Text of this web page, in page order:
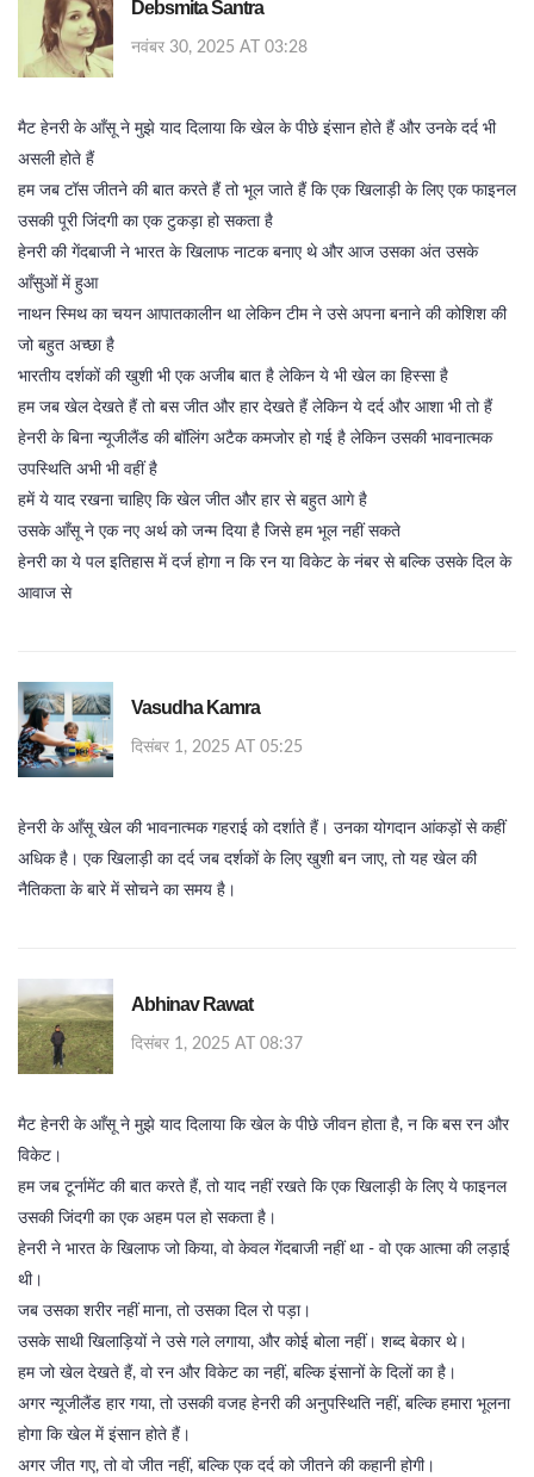
Debsmita Santra
नवंबर 30, 2025 AT 03:28
मैट हेनरी के आँसू ने मुझे याद दिलाया कि खेल के पीछे इंसान होते हैं और उनके दर्द भी
असली होते हैं
हम जब टॉस जीतने की बात करते हैं तो भूल जाते हैं कि एक खिलाड़ी के लिए एक फाइनल
उसकी पूरी जिंदगी का एक टुकड़ा हो सकता है
हेनरी की गेंदबाजी ने भारत के खिलाफ नाटक बनाए थे और आज उसका अंत उसके
आँसुओं में हुआ
नाथन स्मिथ का चयन आपातकालीन था लेकिन टीम ने उसे अपना बनाने की कोशिश की
जो बहुत अच्छा है
भारतीय दर्शकों की खुशी भी एक अजीब बात है लेकिन ये भी खेल का हिस्सा है
हम जब खेल देखते हैं तो बस जीत और हार देखते हैं लेकिन ये दर्द और आशा भी तो हैं
हेनरी के बिना न्यूजीलैंड की बॉलिंग अटैक कमजोर हो गई है लेकिन उसकी भावनात्मक
उपस्थिति अभी भी वहीं है
हमें ये याद रखना चाहिए कि खेल जीत और हार से बहुत आगे है
उसके आँसू ने एक नए अर्थ को जन्म दिया है जिसे हम भूल नहीं सकते
हेनरी का ये पल इतिहास में दर्ज होगा न कि रन या विकेट के नंबर से बल्कि उसके दिल के
आवाज से
Vasudha Kamra
दिसंबर 1, 2025 AT 05:25
हेनरी के आँसू खेल की भावनात्मक गहराई को दर्शाते हैं। उनका योगदान आंकड़ों से कहीं
अधिक है। एक खिलाड़ी का दर्द जब दर्शकों के लिए खुशी बन जाए, तो यह खेल की
नैतिकता के बारे में सोचने का समय है।
Abhinav Rawat
दिसंबर 1, 2025 AT 08:37
मैट हेनरी के आँसू ने मुझे याद दिलाया कि खेल के पीछे जीवन होता है, न कि बस रन और
विकेट।
हम जब टूर्नामेंट की बात करते हैं, तो याद नहीं रखते कि एक खिलाड़ी के लिए ये फाइनल
उसकी जिंदगी का एक अहम पल हो सकता है।
हेनरी ने भारत के खिलाफ जो किया, वो केवल गेंदबाजी नहीं था - वो एक आत्मा की लड़ाई
थी।
जब उसका शरीर नहीं माना, तो उसका दिल रो पड़ा।
उसके साथी खिलाड़ियों ने उसे गले लगाया, और कोई बोला नहीं। शब्द बेकार थे।
हम जो खेल देखते हैं, वो रन और विकेट का नहीं, बल्कि इंसानों के दिलों का है।
अगर न्यूजीलैंड हार गया, तो उसकी वजह हेनरी की अनुपस्थिति नहीं, बल्कि हमारा भूलना
होगा कि खेल में इंसान होते हैं।
अगर जीत गए, तो वो जीत नहीं, बल्कि एक दर्द को जीतने की कहानी होगी।